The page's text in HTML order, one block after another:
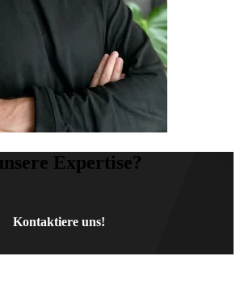
Expertise?
Kontaktiere uns!